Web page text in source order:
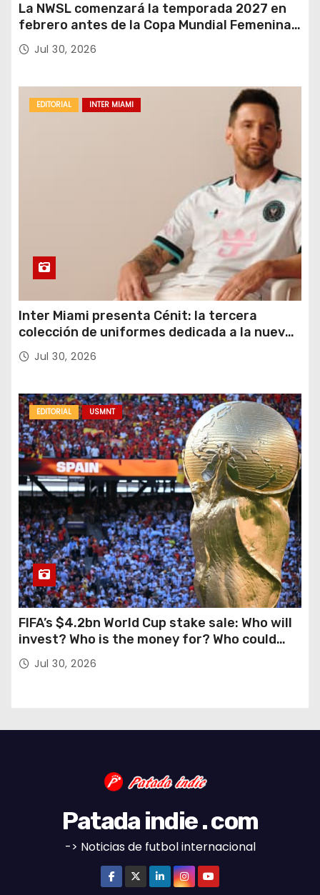
La NWSL comenzará la temporada 2027 en
febrero antes de la Copa Mundial Femenina
del próximo verano.
Jul 30, 2026
EDITORIAL INTER MIAMI
Inter Miami presenta Cénit: la tercera
colección de uniformes dedicada a la nueva
casa y al logro del club en nuevas alturas
Jul 30, 2026
EDITORIAL USMNT
FIFA’s $4.2bn World Cup stake sale: Who will
invest? Who is the money for? Who could
stop this?
Jul 30, 2026
Patada indie . com
-> Noticias de futbol internacional